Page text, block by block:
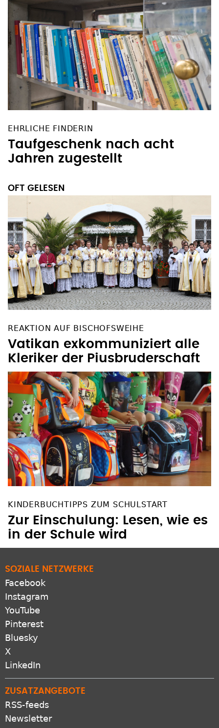
EHRLICHE FINDERIN
Taufgeschenk nach acht
Jahren zugestellt
OFT GELESEN
REAKTION AUF BISCHOFSWEIHE
Vatikan exkommuniziert alle
Kleriker der Piusbruderschaft
KINDERBUCHTIPPS ZUM SCHULSTART
Zur Einschulung: Lesen, wie es
in der Schule wird
SOZIALE NETZWERKE
Facebook
Instagram
YouTube
Pinterest
Bluesky
X
LinkedIn
ZUSATZANGEBOTE
RSS-feeds
Newsletter